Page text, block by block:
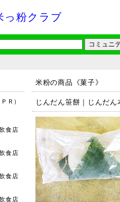
っ粉クラブ
Ｒ）
食店
食店
食店
食店
米粉の商品《菓子》
じんだん笹餅｜じんだん